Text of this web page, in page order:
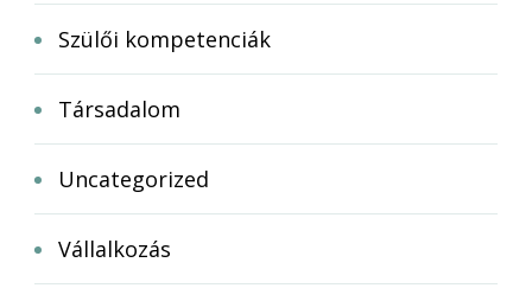
Szülői kompetenciák
Társadalom
Uncategorized
Vállalkozás